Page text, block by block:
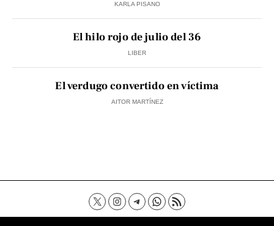
KARLA PISANO
El hilo rojo de julio del 36
LIBER
El verdugo convertido en víctima
AITOR MARTÍNEZ
Contacto Aviso Legal Política de privacidad